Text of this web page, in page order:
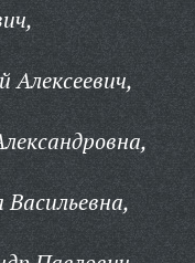
Алексеевич,